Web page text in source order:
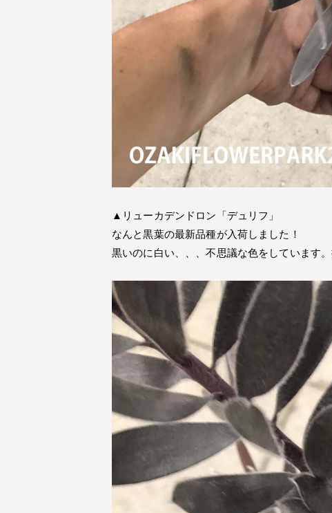
▲リューカデンドロン「デュリフ」
なんと黒葉の最新品種が入荷しました！
黒いのに白い、、、不思議な色をしています